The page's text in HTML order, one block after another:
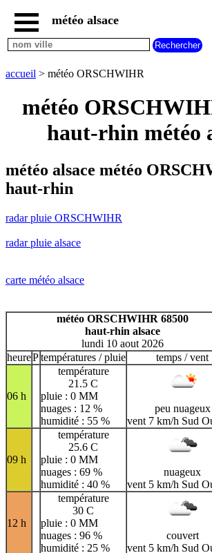
accueil
radar
ORSCHWIHR
météo
alsace
carte
météo
météo
H
I J K L M
N
T
U
V
W X Y Z
météo alsace
accueil > météo ORSCHWIHR
météo
haut-rhin météo
météo alsace météo
haut-rhin
radar pluie ORSCHWIHR
radar pluie alsace
carte météo alsace
météo ORSCHWIHR 68500
haut-rhin alsace
lundi 10 aout 2026
heurePtempératures / pluie temps / vent
06 h
température
21.5 C
pluie : 0 MM
nuages : 12 %
humidité : 55 %
peu nuageux
vent 7 km/h Sud
09 h
température
25.6 C
pluie : 0 MM
nuages : 69 %
humidité : 40 %
nuageux
vent 5 km/h Sud
12 h
température
30 C
pluie : 0 MM
nuages : 96 %
humidité : 25 %
couvert
vent 5 km/h Sud